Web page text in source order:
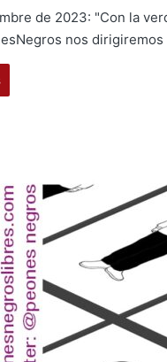
en
de 2023: "Con la
nos